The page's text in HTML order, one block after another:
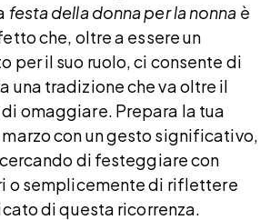
festa della donna per la nonna è
che, oltre a essere un
per il suo ruolo, ci consente di
una tradizione che va oltre il
omaggiare. Prepara la tua
con un gesto significativo,
di festeggiare con
o semplicemente di riflettere
di questa ricorrenza.